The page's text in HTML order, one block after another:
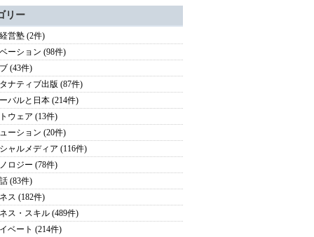
リー
営塾 (2件)
ーション (98件)
(43件)
ナティブ出版 (87件)
バルと日本 (214件)
ウェア (13件)
ーション (20件)
ャルメディア (116件)
ロジー (78件)
(83件)
ス (182件)
ス・スキル (489件)
ベート (214件)